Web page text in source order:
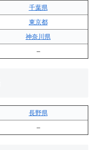
千葉県
東京都
神奈川県
–
長野県
–